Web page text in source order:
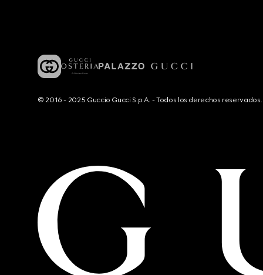
© 2016 - 2025 Guccio Gucci S.p.A. - Todos los derechos